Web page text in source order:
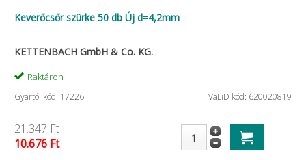
Keverőcsőr szürke 50 db Új d=4,2mm
KETTENBACH GmbH & Co. KG.
Raktáron
Gyártói kód: 17226 VaLiD kód: 620020819
21.347 Ft
10.676 Ft